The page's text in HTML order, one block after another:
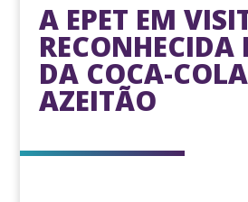
A EPET EM
RECONHECIDA
DA COCA-
AZEITÃO